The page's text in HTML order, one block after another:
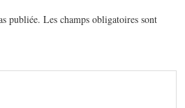
publiée. Les champs obligatoires sont